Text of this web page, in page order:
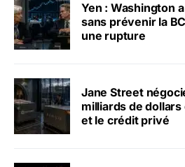
Yen : Washington
sans prévenir la
une rupture
Jane Street
milliards de
et le crédit privé